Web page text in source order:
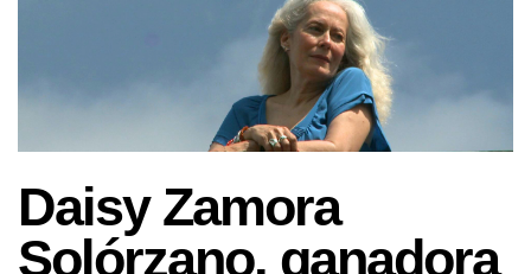
Daisy Zamora
Solórzano, ganadora